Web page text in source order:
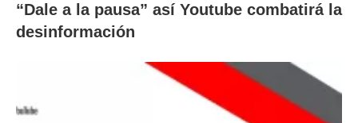
“Dale a la pausa” así Youtube combatirá la
desinformación